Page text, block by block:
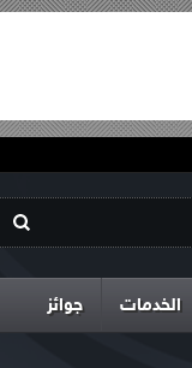
الخدمات جوائز